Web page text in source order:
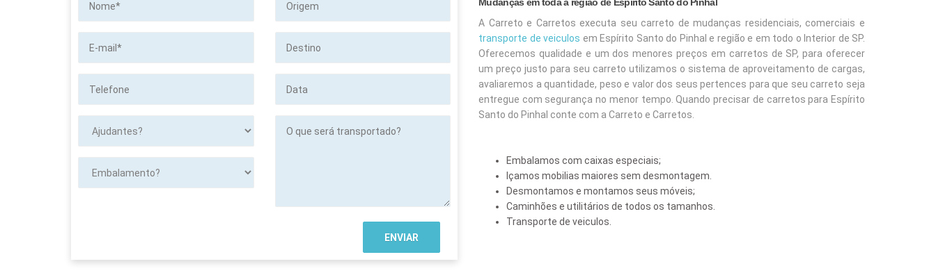
mail*
que
A Carreto e Carretos executa seu carreto de mudanças residenciais, comerciais e
transporte de veiculos em Espírito Santo do Pinhal e região e em todo o Interior de SP.
Oferecemos qualidade e um dos menores preços em carretos de SP, para oferecer
um preço justo para seu carreto utilizamos o sistema de aproveitamento de cargas,
avaliaremos a quantidade, peso e valor dos seus pertences para que seu carreto seja
entregue com segurança no menor tempo. Quando precisar de carretos para Espírito
Santo do Pinhal conte com a Carreto e Carretos.
Embalamos com caixas especiais;
Içamos mobilias maiores sem desmontagem.
Desmontamos e montamos seus móveis;
Caminhões e utilitários de todos os tamanhos.
Transporte de veiculos.